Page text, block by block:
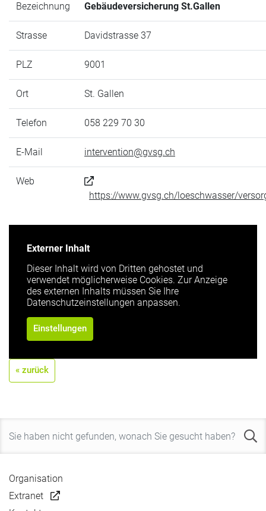
Bezeichnung Gebäudeversicherung St.Gallen
Strasse Davidstrasse 37
PLZ 9001
Ort St. Gallen
Telefon 058 229 70 30
E-Mail intervention@gvsg.ch
Web
https://www.gvsg.ch/loeschwasser/
Externer Inhalt
Dieser Inhalt wird von Dritten gehostet und
verwendet möglicherweise Cookies. Zur Anzeige
des externen Inhalts müssen Sie Ihre
Datenschutzeinstellungen anpassen.
Einstellungen
« zurück
Organisation
Extranet